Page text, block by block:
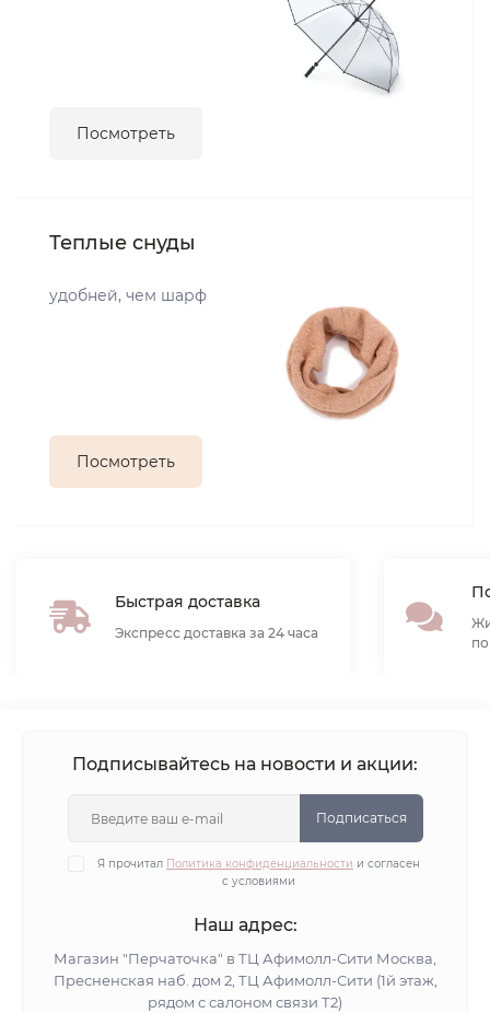
Посмотреть
Теплые снуды
удобней, чем шарф
Посмотреть
Быстрая доставка
Экспресс доставка за 24 часа
Подписывайтесь на новости и акции:
Подписаться
Я прочитал Политика конфиденциальности и согласен
с условиями
Наш адрес:
Магазин "Перчаточка" в ТЦ Афимолл-Сити Москва,
Пресненская наб. дом 2, ТЦ Афимолл-Сити (1й этаж,
рядом с салоном связи Т2)